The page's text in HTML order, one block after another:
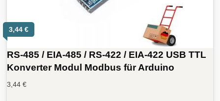
3,44 €
RS-485 / EIA-485 / RS-422 / EIA-422 USB TTL
Konverter Modul Modbus für Arduino
3,44 €